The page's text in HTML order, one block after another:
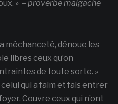
» – proverbe malgache
méchanceté, dénoue les
libres ceux qu’on
de toute sorte. »
qui a faim et fais entrer
Couvre ceux qui n’ont